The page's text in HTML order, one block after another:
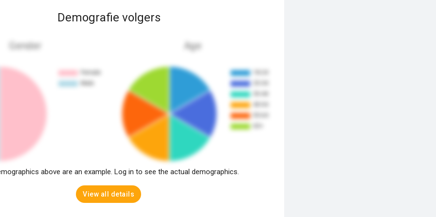
Demografie volgers
Gender Age
above are an example. Log in to see the actual demographics.
View all details